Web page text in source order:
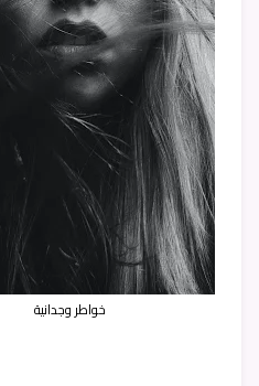
خواطر وجدانية